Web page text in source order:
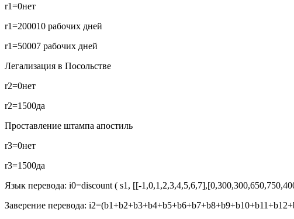
r1=0нет
r1=200010 рабочих дней
r1=50007 рабочих дней
Легализация в Посольстве
r2=0нет
r2=1500да
Проставление штампа апостиль
r3=0нет
r3=1500да
Язык перевода: i0=discount ( s1, [[-
Заверение перевода: